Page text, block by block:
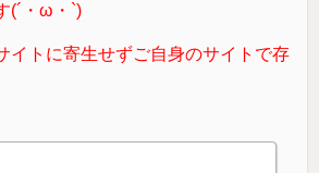
(´・ω・`)
イトに寄生せずご自身のサイトで存